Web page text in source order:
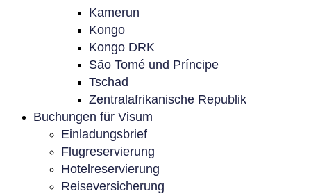
Kamerun
Kongo
Kongo DRK
São Tomé und Príncipe
Tschad
Zentralafrikanische Republik
Buchungen für Visum
Einladungsbrief
Flugreservierung
Hotelreservierung
Reiseversicherung